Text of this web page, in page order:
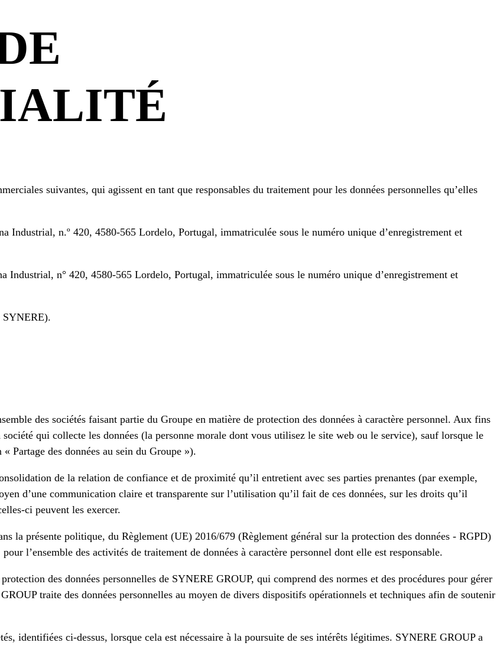
suivantes, qui agissent en tant que responsables du traitement pour les données personnelles qu’elles
Industrial, n.º 420, 4580-565 Lordelo, Portugal, immatriculée sous le numéro unique d’enregistrement et
Industrial, n° 420, 4580-565 Lordelo, Portugal, immatriculée sous le numéro unique d’enregistrement et
SYNERE).
des sociétés faisant partie du Groupe en matière de protection des données à caractère personnel. Aux fins
qui collecte les données (la personne morale dont vous utilisez le site web ou le service), sauf lorsque le
Partage des données au sein du Groupe »).
de la relation de confiance et de proximité qu’il entretient avec ses parties prenantes (par exemple,
d’une communication claire et transparente sur l’utilisation qu’il fait de ces données, sur les droits qu’il
ci peuvent les exercer.
la présente politique, du Règlement (UE) 2016/679 (Règlement général sur la protection des données - RGPD)
l’ensemble des activités de traitement de données à caractère personnel dont elle est responsable.
des données personnelles de SYNERE GROUP, qui comprend des normes et des procédures pour gérer
traite des données personnelles au moyen de divers dispositifs opérationnels et techniques afin de soutenir
identifiées ci-dessus, lorsque cela est nécessaire à la poursuite de ses intérêts légitimes. SYNERE GROUP a